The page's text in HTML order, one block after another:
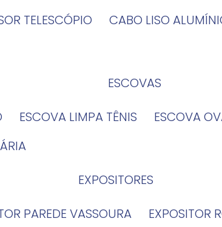
TELESCÓPIO CABO LISO
ESCOVAS
ESCOVA LIMPA TÊNIS ESCOVA
EXPOSITORES
PAREDE VASSOURA EXPOSITOR